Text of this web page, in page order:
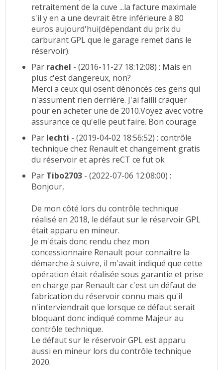
retraitement de la cuve ...la facture maximale
s'il y en a une devrait être inférieure à 80
euros aujourd'hui(dépendant du prix du
carburant GPL que le garage remet dans le
réservoir).
Par rachel - (2016-11-27 18:12:08) : Mais en
plus c'est dangereux, non?
Merci a ceux qui osent dénoncés ces gens qui
n'assument rien derrière. J'ai failli craquer
pour en acheter une de 2010.Voyez avec votre
assurance ce qu'elle peut faire. Bon courage
Par lechti - (2019-04-02 18:56:52) : contrôle
technique chez Renault et changement gratis
du réservoir et après reCT ce fut ok
Par Tibo2703 - (2022-07-06 12:08:00) :
Bonjour,
De mon côté lors du contrôle technique
réalisé en 2018, le défaut sur le réservoir GPL
était apparu en mineur.
Je m'étais donc rendu chez mon
concessionnaire Renault pour connaître la
démarche à suivre, il m'avait indiqué que cette
opération était réalisée sous garantie et prise
en charge par Renault car c'est un défaut de
fabrication du réservoir connu mais qu'il
n'interviendrait que lorsque ce défaut serait
bloquant donc indiqué comme Majeur au
contrôle technique.
Le défaut sur le réservoir GPL est apparu
aussi en mineur lors du contrôle technique
2020.